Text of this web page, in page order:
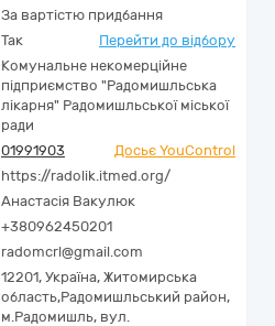
За вартістю придбання
Так Перейти до відбору
Комунальне некомерційне
підприємство "Радомишльська
лікарня" Радомишльської міської
ради
01991903
Досьє YouControl
https://radolik.itmed.org/
Анастасія Вакулюк
+380962450201
radomcrl@gmail.com
12201, Україна, Житомирська
область,Радомишльський район,
м.Радомишль, вул.